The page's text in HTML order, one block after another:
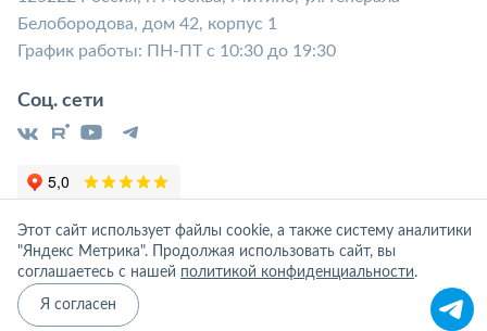
Белобородова, дом 42, корпус 1
График работы: ПН-ПТ с 10:30 до 19:30
Соц. сети
Этот сайт использует файлы cookie, а также систему аналитики
"Яндекс Метрика". Продолжая использовать сайт, вы
соглашаетесь с нашей политикой конфиденциальности.
Я согласен